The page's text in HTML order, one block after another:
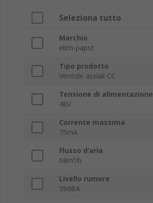
Seleziona tutto
Marchio
ebm-papst
Tipo prodotto
Ventole assiali CC
Tensione di alimentazione
48V
Corrente massima
75mA
Flusso d'aria
68m³/h
Livello rumore
39dBA